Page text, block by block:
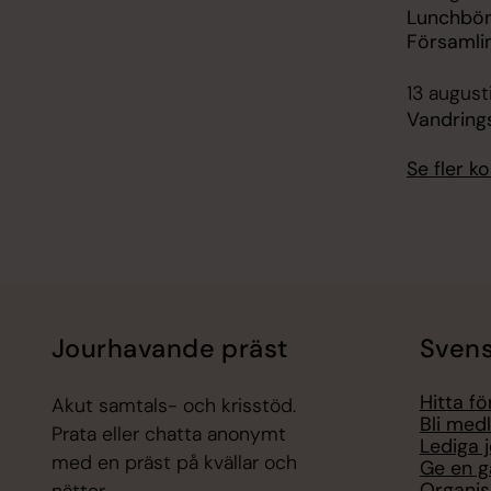
13
Se fler
Jourhavande präst
Akut samtals- och krisstöd.
Prata eller chatta anonymt
med en präst på kvällar och
Hitta
Bli
Lediga
Ge en